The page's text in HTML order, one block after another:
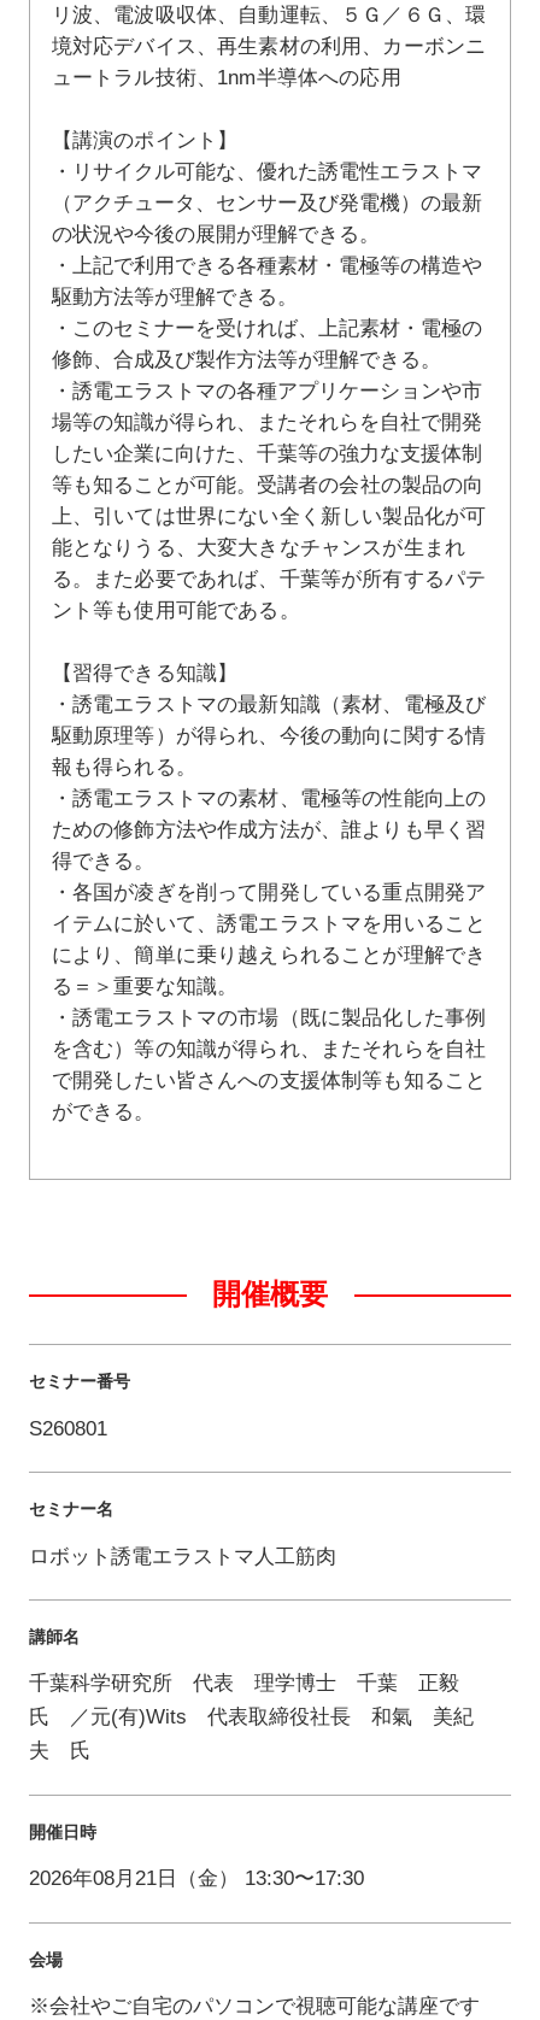
リ波、電波吸収体、自動運転、５Ｇ／６Ｇ、環
境対応デバイス、再生素材の利用、カーボンニ
ュートラル技術、1nm半導体への応用
【講演のポイント】
・リサイクル可能な、優れた誘電性エラストマ
（アクチュータ、センサー及び発電機）の最新
の状況や今後の展開が理解できる。
・上記で利用できる各種素材・電極等の構造や
駆動方法等が理解できる。
・このセミナーを受ければ、上記素材・電極の
修飾、合成及び製作方法等が理解できる。
・誘電エラストマの各種アプリケーションや市
場等の知識が得られ、またそれらを自社で開発
したい企業に向けた、千葉等の強力な支援体制
等も知ることが可能。 受講者の会社の製品の向
上、引いては世界にない全く新しい製品化が可
能となりうる、大変大きなチャンスが生ま れ
る。また必要であれば、千葉等が所有するパテ
ント等も使用可能である。
【習得できる知識】
・誘電エラストマの最新知識（素材、電極及び
駆動原理等）が得られ、今後の動向に関する情
報も得られる。
・誘電エラストマの素材、電極等の性能向上の
ための修飾方法や作成方法が、誰よりも早く習
得できる。
・各国が凌ぎを削って開発している重点開発ア
イテムに於いて、誘電エラストマを用いること
により、簡単に乗り越えられることが理解でき
る＝＞重要な知識。
・誘電エラストマの市場（既に製品化した事例
を含む）等の知識が得られ、またそれらを自社
で開発したい皆さんへの支援体制等も知ること
ができる。
開催概要
セミナー番号
S260801
セミナー名
ロボット誘電エラストマ人工筋肉
講師名
千葉科学研究所 代表 理学博士 千葉 正毅
氏 ／元(有)Wits 代表取締役社長 和氣 美紀
夫 氏
開催日時
2026年08月21日（金） 13:30〜17:30
会場
※会社やご自宅のパソコンで視聴可能な講座です